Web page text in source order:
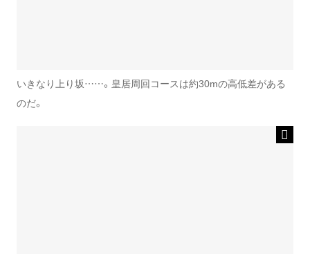
いきなり上り坂……。皇居周回コースは約30mの高低差がある
のだ。